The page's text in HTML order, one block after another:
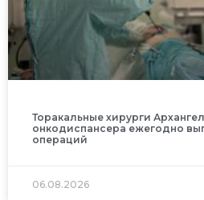
Торакальные хирурги
онкодиспансера ежегодно
операций
06.08.2026